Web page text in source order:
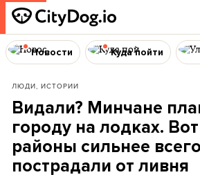
Новости Куда пойти
ЛЮДИ, ИСТОРИИ
Видали? Минчане
городу на лодках.
районы сильнее всего
пострадали от ливня